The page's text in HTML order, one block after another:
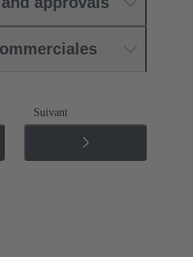
Suivant